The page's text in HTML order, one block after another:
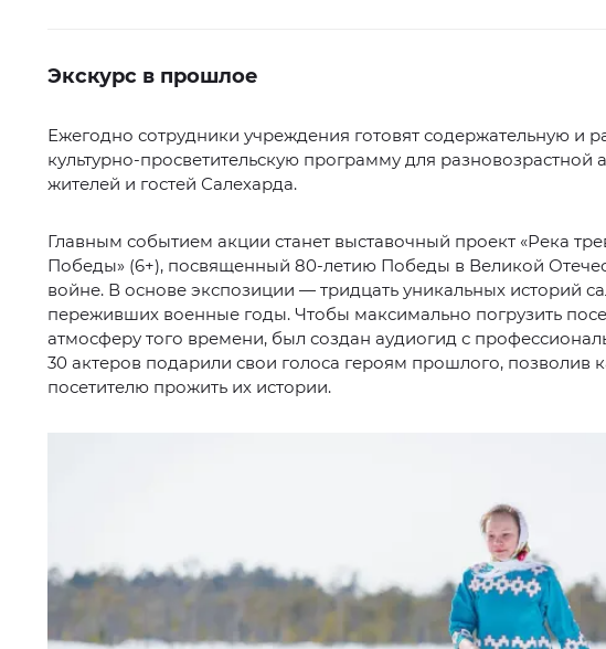
Экскурс в прошлое
Ежегодно сотрудники учреждения готовят содержательную и
культурно-просветительскую программу для разновозрастной
жителей и гостей Салехарда.
Главным событием акции станет выставочный проект «Река
Победы» (6+), посвященный 80-летию Победы в Великой
войне. В основе экспозиции — тридцать уникальных историй
переживших военные годы. Чтобы максимально погрузить
атмосферу того времени, был создан аудиогид с
30 актеров подарили свои голоса героям прошлого, позволив
посетителю прожить их истории.